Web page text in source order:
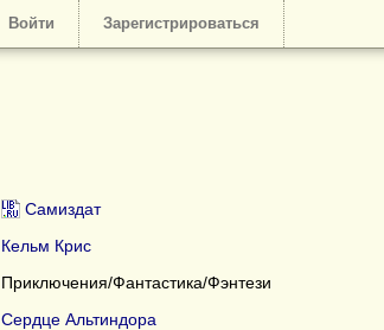
Войти Зарегистрироваться
Самиздат
Кельм Крис
Приключения/Фантастика/Фэнтези
Сердце Альтиндора